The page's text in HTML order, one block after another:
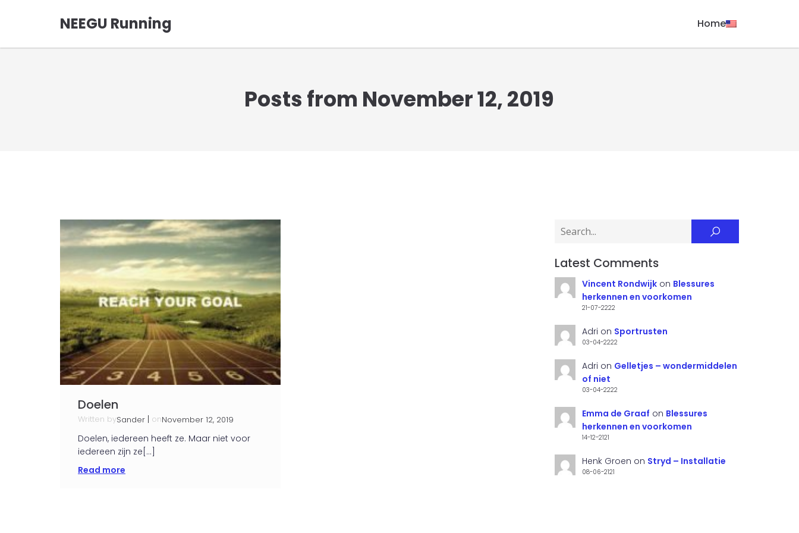
NEEGU Running Home
Posts from November 12, 2019
Doelen
Written bySander onNovember 12, 2019
Doelen, iedereen heeft ze. Maar niet voor
iedereen zijn ze[…]
Read more
Latest Comments
Vincent Rondwijkon Blessures
herkennen en voorkomen
21-07-2222
Adri on Sportrusten
03-04-2222
Adri on Gelletjes – wondermiddelen
of niet
03-04-2222
Emma de Graaf on Blessures
herkennen en voorkomen
14-12-2121
Henk Groen on Stryd – Installatie
08-06-2121